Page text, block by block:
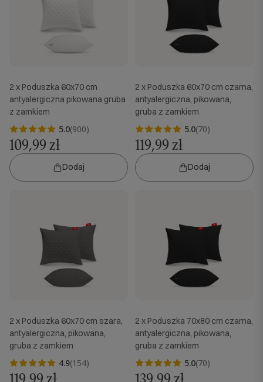
2 x Poduszka 60x70 cm
antyalergiczna pikowana gruba
z zamkiem
5.0(900)
109,99 zł
Dodaj
2 x Poduszka 60x70 cm czarna,
antyalergiczna, pikowana,
gruba z zamkiem
5.0(70)
119,99 zł
Dodaj
2 x Poduszka 60x70 cm szara,
antyalergiczna, pikowana,
gruba z zamkiem
4.9(154)
2 x Poduszka 70x80 cm czarna,
antyalergiczna, pikowana,
gruba z zamkiem
5.0(70)